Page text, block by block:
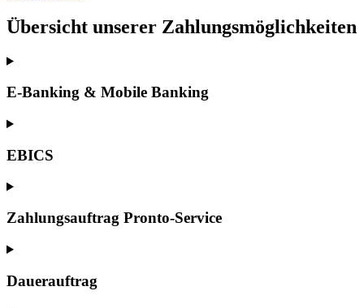
Übersicht unserer Zahlungsmöglichkeiten
E-Banking & Mobile Banking
EBICS
Zahlungsauftrag Pronto-Service
Dauerauftrag